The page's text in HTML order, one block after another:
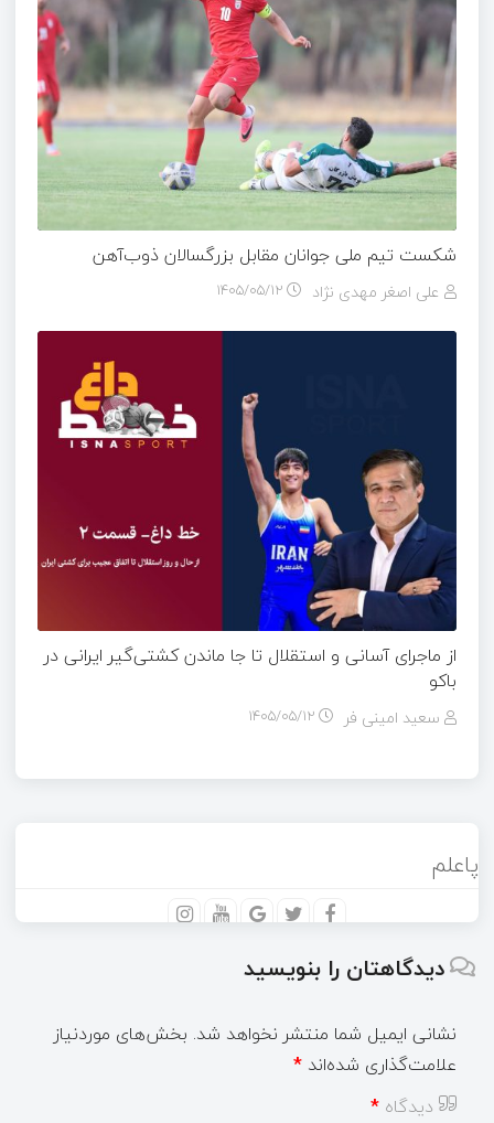
شکست تیم ملی جوانان مقابل بزرگسالان ذوب‌آهن
علی اصغر مهدی نژاد ۱۴۰۵/۰۵/۱۲
از ماجرای آسانی و استقلال تا جا ماندن کشتی‌گیر ایرانی در
باکو
سعید امینی فر ۱۴۰۵/۰۵/۱۲
پاعلم
دیدگاهتان را بنویسید
نشانی ایمیل شما منتشر نخواهد شد. بخش‌های موردنیاز
علامت‌گذاری شده‌اند *
دیدگاه *